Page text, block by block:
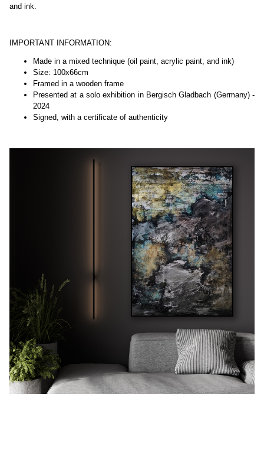
and ink.
IMPORTANT INFORMATION:
Made in a mixed technique (oil paint, acrylic paint, and ink)
Size: 100x66cm
Framed in a wooden frame
Presented at a solo exhibition in Bergisch Gladbach (Germany) -
2024
Signed, with a certificate of authenticity